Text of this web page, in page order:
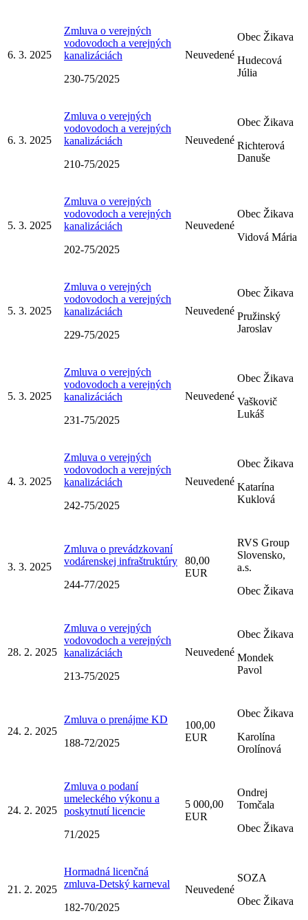
6. 3. 2025
Zmluva o verejných
vodovodoch a verejných
kanalizáciách
230-75/2025
Neuvedené
Obec Žikava
Hudecová
Júlia
6. 3. 2025
Zmluva o verejných
vodovodoch a verejných
kanalizáciách
210-75/2025
Neuvedené
Obec Žikava
Richterová
Danuše
5. 3. 2025
Zmluva o verejných
vodovodoch a verejných
kanalizáciách
202-75/2025
Neuvedené
Obec Žikava
Vidová Mária
5. 3. 2025
Zmluva o verejných
vodovodoch a verejných
kanalizáciách
229-75/2025
Neuvedené
Obec Žikava
Pružinský
Jaroslav
5. 3. 2025
Zmluva o verejných
vodovodoch a verejných
kanalizáciách
231-75/2025
Neuvedené
Obec Žikava
Vaškovič
Lukáš
4. 3. 2025
Zmluva o verejných
vodovodoch a verejných
kanalizáciách
242-75/2025
Neuvedené
Obec Žikava
Katarína
Kuklová
3. 3. 2025
Zmluva o prevádzkovaní
vodárenskej infraštruktúry
244-77/2025
80,00
EUR
RVS Group
Slovensko,
a.s.
Obec Žikava
28. 2. 2025
Zmluva o verejných
vodovodoch a verejných
kanalizáciách
213-75/2025
Neuvedené
Obec Žikava
Mondek
Pavol
24. 2. 2025
Zmluva o prenájme KD
188-72/2025
100,00
EUR
Obec Žikava
Karolína
Orolínová
24. 2. 2025
Zmluva o podaní
umeleckého výkonu a
poskytnutí licencie
71/2025
5 000,00
EUR
Ondrej
Tomčala
Obec Žikava
21. 2. 2025
Hormadná licenčná
zmluva-Detský karneval
182-70/2025
Neuvedené
SOZA
Obec Žikava